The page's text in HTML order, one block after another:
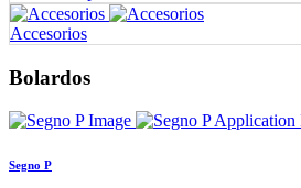
Accesorios
Bolardos
Segno P